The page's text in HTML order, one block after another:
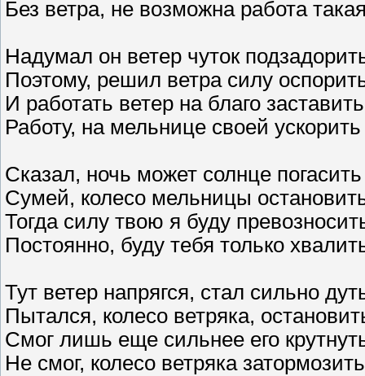
Без ветра, не возможна работа
Надумал он ветер чуток
Поэтому, решил ветра силу
И работать ветер на благо заставить
Работу, на мельнице своей ускорить
Сказал, ночь может солнце погасить
Сумей, колесо мельницы
Тогда силу твою я буду
Постоянно, буду тебя только
Тут ветер напрягся, стал сильно
Пытался, колесо ветряка,
Смог лишь еще сильнее его
Не смог, колесо ветряка затормозить